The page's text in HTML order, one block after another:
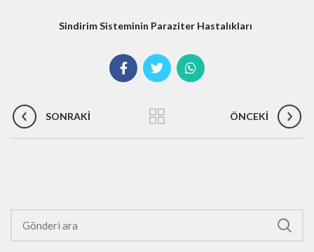
Sindirim Sisteminin Paraziter Hastalıkları
SONRAKI ÖNCEKI